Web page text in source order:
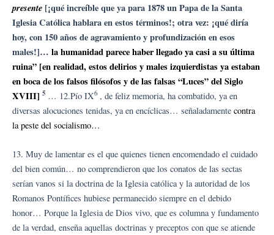
presente [¡qué increíble que ya para 1878 un Papa de la Santa
Iglesia Católica hablara en estos términos!; otra vez: ¡qué diría
hoy, con 150 años de agravamiento y profundización en esos
males!]… la humanidad parece haber llegado ya casi a su última
ruina” [en realidad, estos delirios y males izquierdistas ya estaban
en boca de los falsos filósofos y de las falsas “Luces” del Siglo
XVIII] 5 … 12.Pío IX6 , de feliz memoria, ha combatido, ya en
diversas alocuciones tenidas, ya en encíclicas… señaladamente contra
la peste del socialismo…
13. Muy de lamentar es el que quienes tienen encomendado el cuidado
del bien común… no comprendieron que los conatos de las sectas
serían vanos si la doctrina de la Iglesia católica y la autoridad de los
Romanos Pontífices hubiese permanecido siempre en el debido
honor… Porque la Iglesia de Dios vivo, que es columna y fundamento
de la verdad, enseña aquellas doctrinas y preceptos con que se atiende